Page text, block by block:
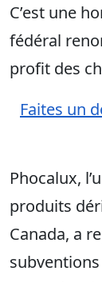
C’est une
fédéral
profit des
Faites un
Phocalux,
produits
Canada, a